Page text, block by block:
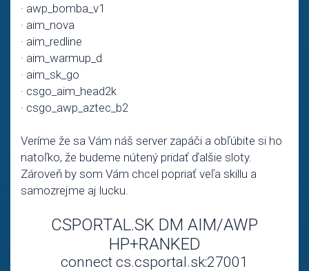
· awp_bomba_v1
· aim_nova
· aim_redline
· aim_warmup_d
· aim_sk_go
· csgo_aim_head2k
· csgo_awp_aztec_b2
Veríme že sa Vám náš server zapáči a obľúbite si ho
natoľko, že budeme nútený pridať ďalšie sloty.
Zároveň by som Vám chcel popriať veľa skillu a
samozrejme aj lucku.
CSPORTAL.SK DM AIM/AWP
HP+RANKED
connect cs.csportal.sk:27001